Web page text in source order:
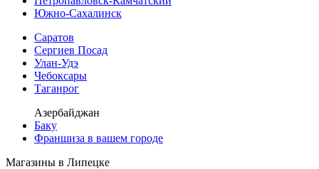
Южно-Сахалинск
Саратов
Сергиев Посад
Улан-Удэ
Чебоксары
Таганрог
Азербайджан
Баку
Франшиза в вашем городе
Магазины в Липецке